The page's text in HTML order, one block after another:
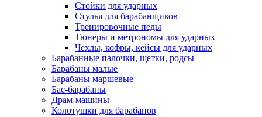
Стойки для ударных
Стулья для барабанщиков
Тренировочные педы
Тюнеры и метрономы для ударных
Чехлы, кофры, кейсы для ударных
Барабанные палочки, щетки, родсы
Барабаны малые
Барабаны маршевые
Бас-барабаны
Драм-машины
Колотушки для барабанов